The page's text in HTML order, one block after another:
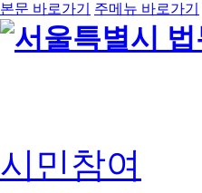
본문 바로가기 주메뉴 바로가기
시민참여